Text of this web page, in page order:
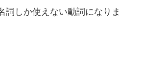
詞しか使えない動詞になりま